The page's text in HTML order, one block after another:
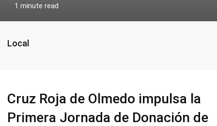
1 minute read
Local
Cruz Roja de Olmedo impulsa la
Primera Jornada de Donación de